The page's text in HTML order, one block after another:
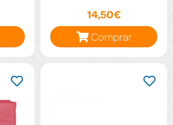
14,50€
Comprar